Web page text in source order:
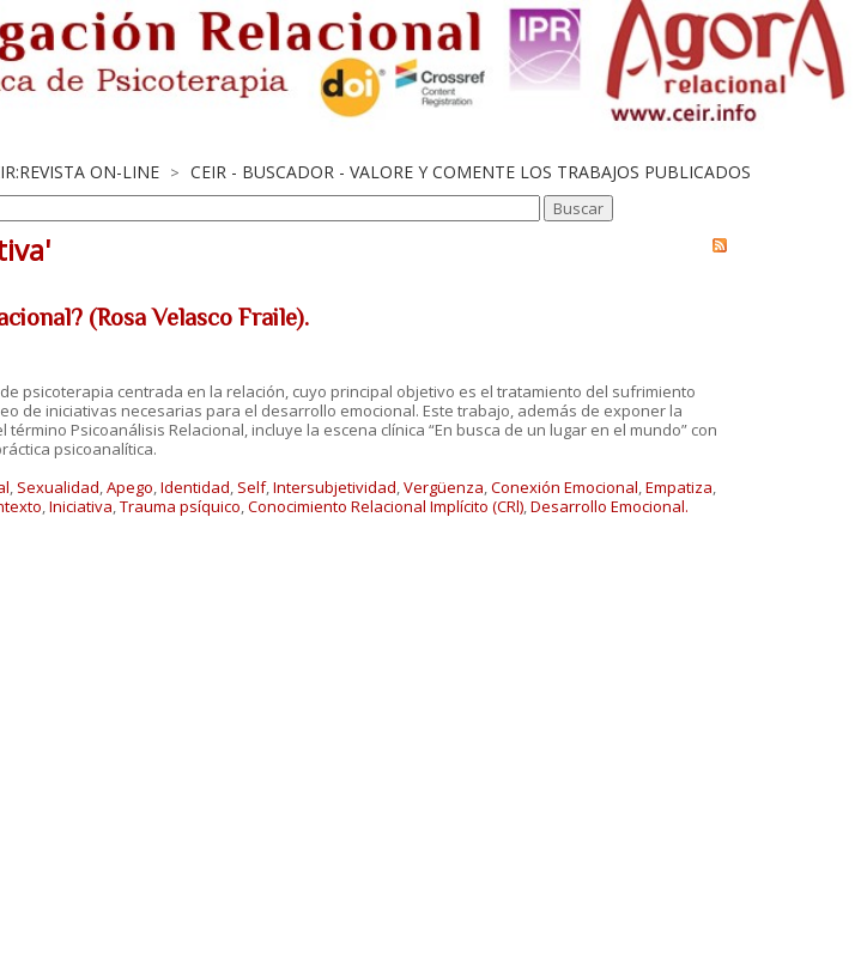
ON-LINE > CEIR - BUSCADOR - VALORE Y COMENTE LOS TRABAJOS PUBLICADOS
(Rosa Velasco Fraile).
psicoterapia centrada en la relación, cuyo principal objetivo es el tratamiento del sufrimiento
de iniciativas necesarias para el desarrollo emocional. Este trabajo, además de exponer la
Psicoanálisis Relacional, incluye la escena clínica “En busca de un lugar en el mundo” con
psicoanalítica.
, Sexualidad,Apego,Identidad, Self,Intersubjetividad,Vergüenza,Conexión Emocional,Empatiza,
,Iniciativa,Trauma psíquico,Conocimiento Relacional Implícito (CRl),Desarrollo Emocional.